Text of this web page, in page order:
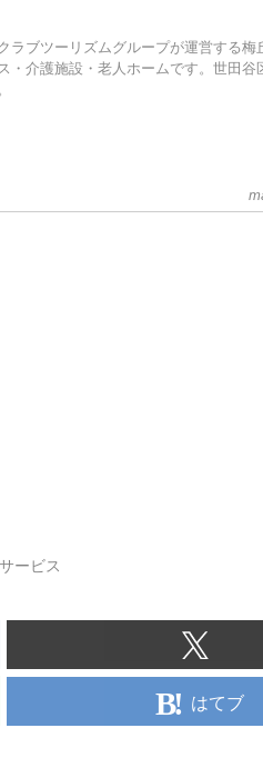
ラブツーリズムグループが運営する梅
・介護施設・老人ホームです。世田谷
ービス
はてブ